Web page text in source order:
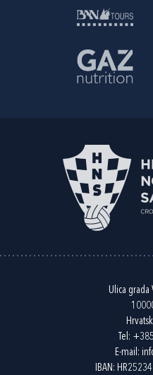
Ulica grada
Tel:
E-mail:
IBAN: